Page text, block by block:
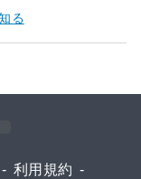
る
- 利用規約 -